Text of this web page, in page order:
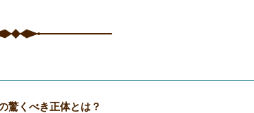
驚くべき正体とは？